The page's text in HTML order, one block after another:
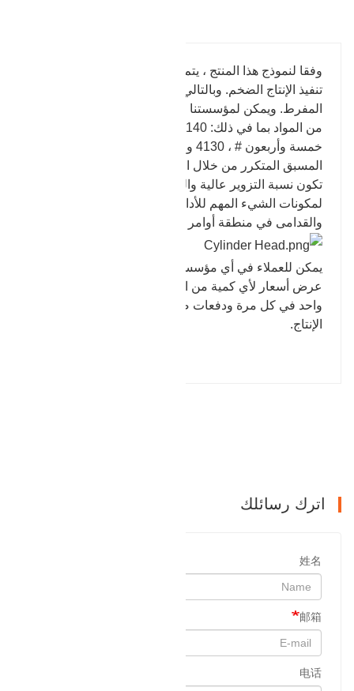
وفقا لنموذج هذا المنتج ، يتم دمج القالب والتزوير ، ويتم
تنفيذ الإنتاج الضخم. وبالتالي انخفاض الأسعار والأداء
المفرط. ويمكن لمؤسستنا التجارية استخدام أنواع مختلفة
خمسة وأربعون # ، 4130 وما إلى ذلك. بعد التزوير
المسبق المتكرر من خلال التسخين ، وبعد تزوير القالب ،
تكون نسبة التزوير عالية والمتانة جيدة ، وهي مناسبة
لمكونات الشيء المهم للأداة. نرحب العملاء الجدد
والقدامى في منطقة أوامر المطروقات.
يمكن للعملاء في أي مؤسسة تستخدم المطروقات طلب
عرض أسعار لأي كمية من المطروقات ، من نموذج أولي
واحد في كل مرة ودفعات صغيرة إلى حد مفرط في
الإنتاج.
اترك رسائلك
姓名
邮箱
电话